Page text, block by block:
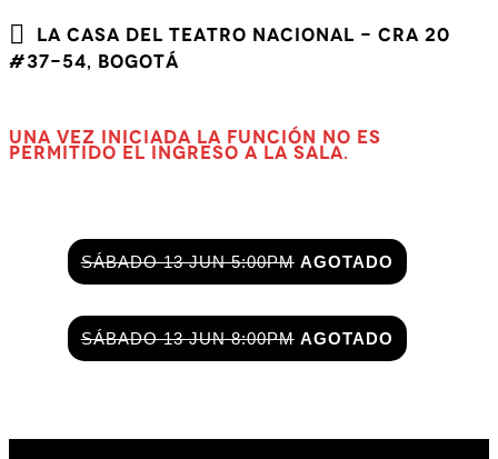
LA CASA DEL TEATRO NACIONAL - Cra 20
#37-54, Bogotá
Una vez iniciada la función no es
permitido el ingreso a la sala.
SÁBADO 13 JUN 5:00PM AGOTADO
SÁBADO 13 JUN 8:00PM AGOTADO